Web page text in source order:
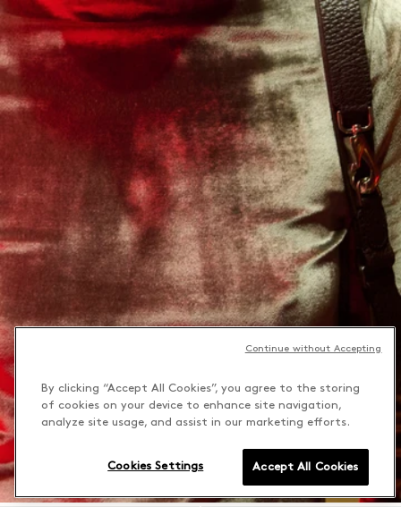
By clicking “Accept All Cookies”, you agree to the storing
of cookies on your device to enhance site navigation,
analyze site usage, and assist in our marketing efforts.
Accept All Cookies
Cookies Settings
Continue without Accepting